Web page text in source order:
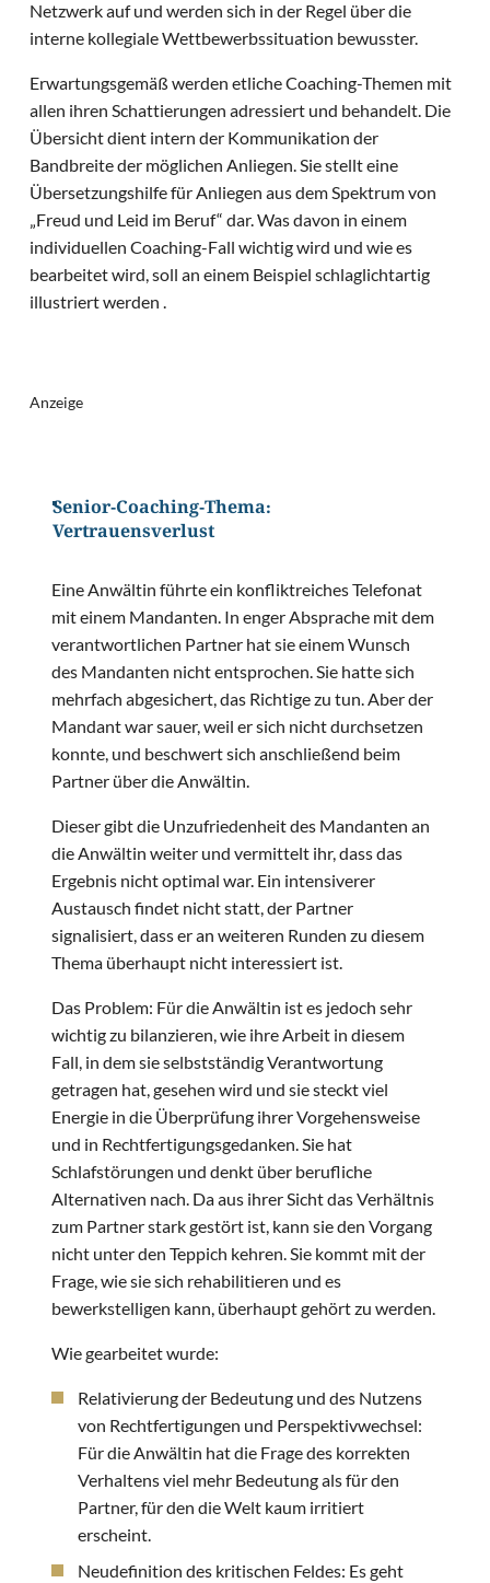
Netzwerk auf und werden sich in der Regel über die
interne kollegiale Wettbewerbssituation bewusster.
Erwartungsgemäß werden etliche Coaching-Themen mit
allen ihren Schattierungen adressiert und behandelt. Die
Übersicht dient intern der Kommunikation der
Bandbreite der möglichen Anliegen. Sie stellt eine
Übersetzungshilfe für Anliegen aus dem Spektrum von
„Freud und Leid im Beruf“ dar. Was davon in einem
individuellen Coaching-Fall wichtig wird und wie es
bearbeitet wird, soll an einem Beispiel schlaglichtartig
illustriert werden .
Anzeige
Senior-Coaching-Thema:
Vertrauensverlust
Eine Anwältin führte ein konfliktreiches Telefonat
mit einem Mandanten. In enger Absprache mit dem
verantwortlichen Partner hat sie einem Wunsch
des Mandanten nicht entsprochen. Sie hatte sich
mehrfach abgesichert, das Richtige zu tun. Aber der
Mandant war sauer, weil er sich nicht durchsetzen
konnte, und beschwert sich anschließend beim
Partner über die Anwältin.
Dieser gibt die Unzufriedenheit des Mandanten an
die Anwältin weiter und vermittelt ihr, dass das
Ergebnis nicht optimal war. Ein intensiverer
Austausch findet nicht statt, der Partner
signalisiert, dass er an weiteren Runden zu diesem
Thema überhaupt nicht interessiert ist.
Das Problem: Für die Anwältin ist es jedoch sehr
wichtig zu bilanzieren, wie ihre Arbeit in diesem
Fall, in dem sie selbstständig Verantwortung
getragen hat, gesehen wird und sie steckt viel
Energie in die Überprüfung ihrer Vorgehensweise
und in Rechtfertigungsgedanken. Sie hat
Schlafstörungen und denkt über berufliche
Alternativen nach. Da aus ihrer Sicht das Verhältnis
zum Partner stark gestört ist, kann sie den Vorgang
nicht unter den Teppich kehren. Sie kommt mit der
Frage, wie sie sich rehabilitieren und es
bewerkstelligen kann, überhaupt gehört zu werden.
Wie gearbeitet wurde:
Relativierung der Bedeutung und des Nutzens
von Rechtfertigungen und Perspektivwechsel:
Für die Anwältin hat die Frage des korrekten
Verhaltens viel mehr Bedeutung als für den
Partner, für den die Welt kaum irritiert
erscheint.
Neudefinition des kritischen Feldes: Es geht